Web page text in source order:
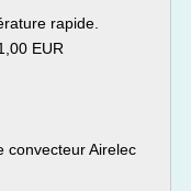
rapide.
EUR
convecteur Airelec